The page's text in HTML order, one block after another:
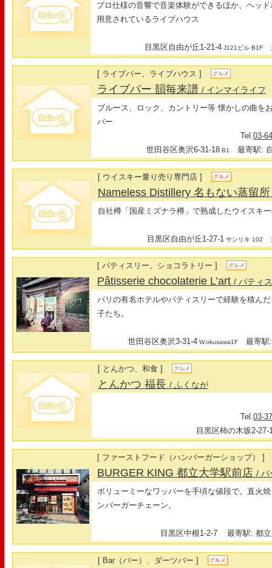
プロ仕様の音響で音楽体験ができるほか、ヘッ
用意されているライブハウス
目黒区自由が丘1-21-4 J121ビル B1F
[ ライブバー、ライブハウス ] グルメ
ライブバー 韻毎来譜/ インマイライフ
ブルース、ロック、カントリー等 懐かしの曲を
バー
Tel.03-
世田谷区奥沢6-31-18 B1 最寄駅:
[ ウイスキー量り売り専門店 ] グルメ
Nameless Distillery 名もない蒸留
自社樽「国産ミズナラ樽」で熟成したウイスキ
目黒区自由が丘1-27-1 サンリキ 102
[ パティスリー、ショコラトリー ] グルメ
Pâtisserie chocolaterie L’art/ パティ
パリの有名ホテルやパティスリーで経験を積ん
子たち。
世田谷区奥沢3-31-4 W.okusawa1F 最寄駅:
[ とんかつ、和食 ] グルメ
とんかつ 福長/ ふくなが
Tel.03-
目黒区柿の木坂2-27-
[ ファーストフード（ハンバーガーショップ） ]
BURGER KING 都立大学駅前店/ バ
ボリューミーなワッパーを手頃な値段で。直火
ンバーガーチェーン。
目黒区中根1-2-7 最寄駅: 都立
[ Bar（バー）、ダーツバー ] グルメ